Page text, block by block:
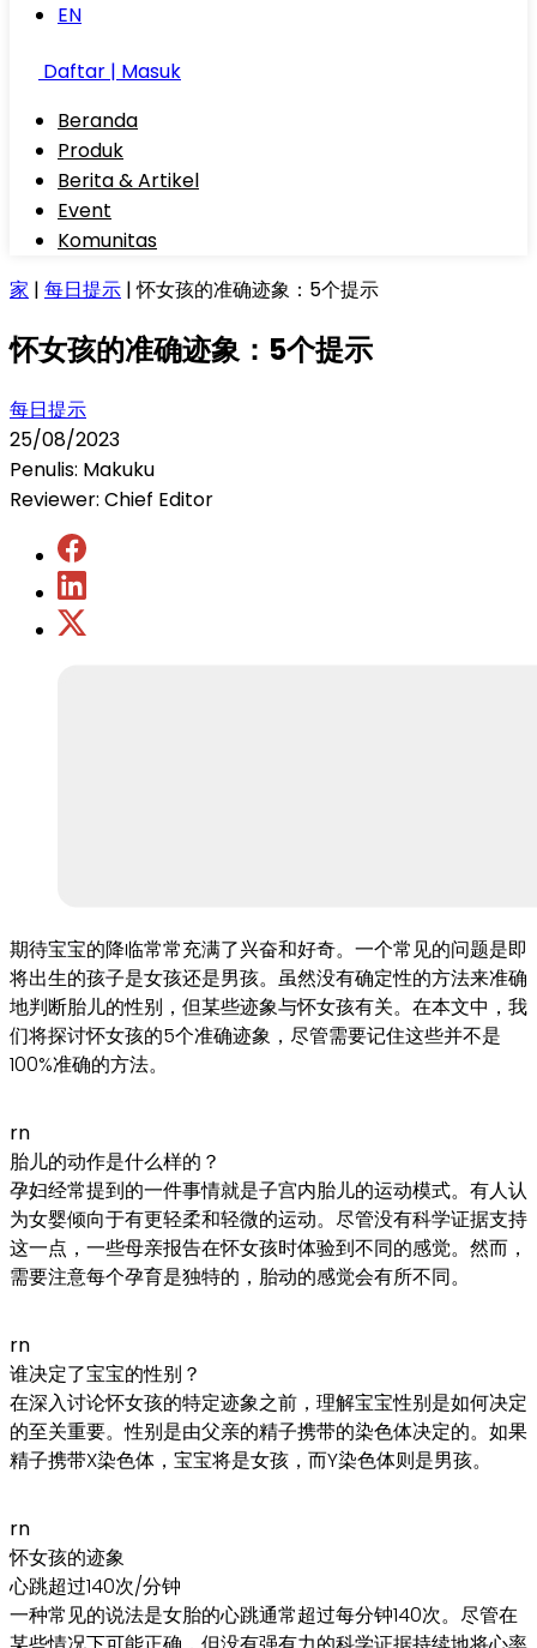
EN
Daftar | Masuk
Beranda
Produk
Berita & Artikel
Event
Komunitas
家 | 每日提示 | 怀女孩的准确迹象：5个提示
怀女孩的准确迹象：5个提示
每日提示
25/08/2023
Penulis: Makuku
Reviewer: Chief Editor
期待宝宝的降临常常充满了兴奋和好奇。一个常见的问题是即
将出生的孩子是女孩还是男孩。虽然没有确定性的方法来准确
地判断胎儿的性别，但某些迹象与怀女孩有关。在本文中，我
们将探讨怀女孩的5个准确迹象，尽管需要记住这些并不是
100%准确的方法。
rn
胎儿的动作是什么样的？
孕妇经常提到的一件事情就是子宫内胎儿的运动模式。有人认
为女婴倾向于有更轻柔和轻微的运动。尽管没有科学证据支持
这一点，一些母亲报告在怀女孩时体验到不同的感觉。然而，
需要注意每个孕育是独特的，胎动的感觉会有所不同。
rn
谁决定了宝宝的性别？
在深入讨论怀女孩的特定迹象之前，理解宝宝性别是如何决定
的至关重要。性别是由父亲的精子携带的染色体决定的。如果
精子携带X染色体，宝宝将是女孩，而Y染色体则是男孩。
rn
怀女孩的迹象
心跳超过140次/分钟
一种常见的说法是女胎的心跳通常超过每分钟140次。尽管在